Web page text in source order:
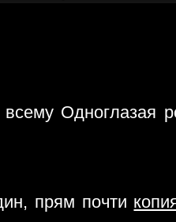
всему Одноглазая
прям почти